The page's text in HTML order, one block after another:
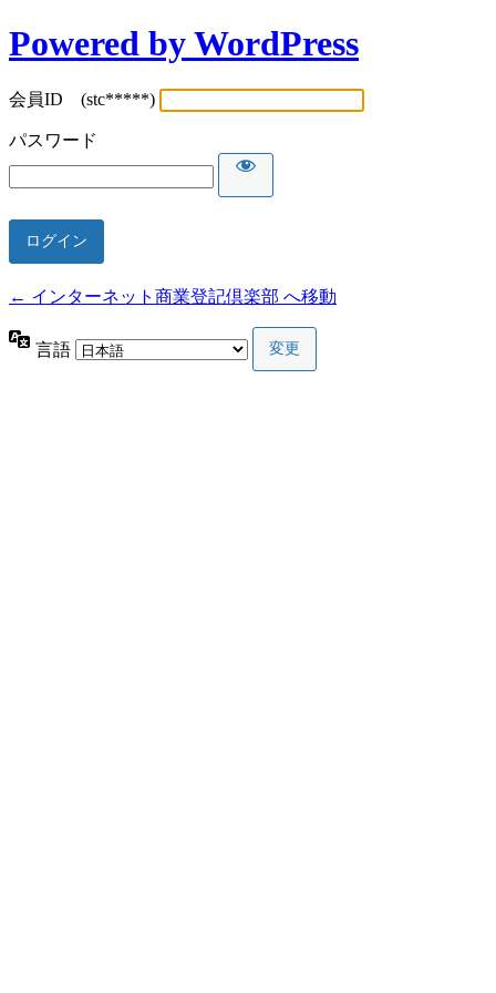
Powered by WordPress
会員ID (stc*****)
パスワード
← インターネット商業登記倶楽部 へ移動
言語